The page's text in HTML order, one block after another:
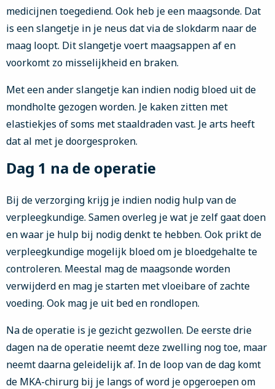
medicijnen toegediend. Ook heb je een maagsonde. Dat
is een slangetje in je neus dat via de slokdarm naar de
maag loopt. Dit slangetje voert maagsappen af en
voorkomt zo misselijkheid en braken.
Met een ander slangetje kan indien nodig bloed uit de
mondholte gezogen worden. Je kaken zitten met
elastiekjes of soms met staaldraden vast. Je arts heeft
dat al met je doorgesproken.
Dag 1 na de operatie
Bij de verzorging krijg je indien nodig hulp van de
verpleegkundige. Samen overleg je wat je zelf gaat doen
en waar je hulp bij nodig denkt te hebben. Ook prikt de
verpleegkundige mogelijk bloed om je bloedgehalte te
controleren. Meestal mag de maagsonde worden
verwijderd en mag je starten met vloeibare of zachte
voeding. Ook mag je uit bed en rondlopen.
Na de operatie is je gezicht gezwollen. De eerste drie
dagen na de operatie neemt deze zwelling nog toe, maar
neemt daarna geleidelijk af. In de loop van de dag komt
de MKA-chirurg bij je langs of word je opgeroepen om